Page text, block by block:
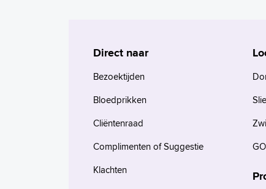
Direct naar
Bezoektijden
Bloedprikken
Cliëntenraad
Complimenten of Suggestie
Klachten